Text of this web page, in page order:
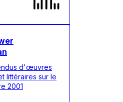
d'œuvres
littéraires sur le
2001